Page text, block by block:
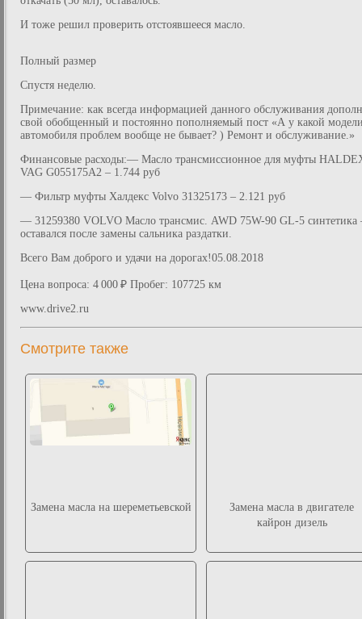
И тоже решил проверить отстоявшееся масло.
Полный размер
Спустя неделю.
Примечание: как всегда информацией данного обслуживания
свой обобщенный и постоянно пополняемый пост «А у какой
автомобиля проблем вообще не бывает? ) Ремонт и обслуживание.»
Финансовые расходы:— Масло трансмиссионное для муфты
VAG G055175A2 – 1.744 руб
— Фильтр муфты Халдекс Volvo 31325173 – 2.121 руб
— 31259380 VOLVO Масло трансмис. AWD 75W-90 GL-5 синтетика
оставался после замены сальника раздатки.
Всего Вам доброго и удачи на дорогах!05.08.2018
Цена вопроса: 4 000 ₽ Пробег: 107725 км
www.drive2.ru
Смотрите также
Замена масла на шереметьевской
Замена масла в двигателе
кайрон дизель